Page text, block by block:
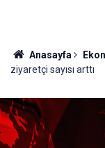
Anasayfa
ziyaretçi sayısı arttı